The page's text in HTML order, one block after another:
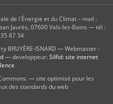
de l'Énergie et du Climat – mail :
Jaurès, 07600 Vals-les-Bains — tél :
87 34
BRUYÈRE-ISNARD — Webmaster :
— developpeur:Silfid: site internet
— site optimisé pour les
des standards du web